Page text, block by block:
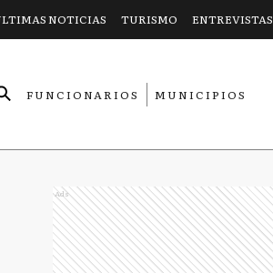
NOTICIAS TURISMO ENTREVISTAS
FUNCIONARIOS
MUNICIPIOS
Ads